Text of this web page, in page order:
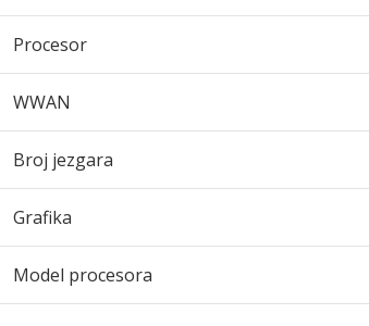
Procesor
WWAN
Broj jezgara
Grafika
Model procesora